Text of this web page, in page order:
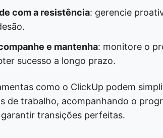
com a resistência: gerencie
e mantenha: monitore o
sucesso a longo prazo.
como o ClickUp podem
de trabalho, acompanhando o
transições perfeitas.